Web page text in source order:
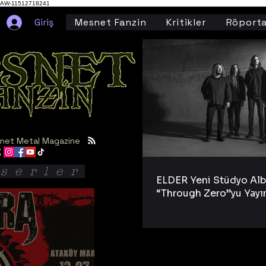
AW-11512718241
Giriş Mesnet Fanzin Kritikler
Metal Magazine
ELDER Yeni Stüdyo
“Through Zero”yu